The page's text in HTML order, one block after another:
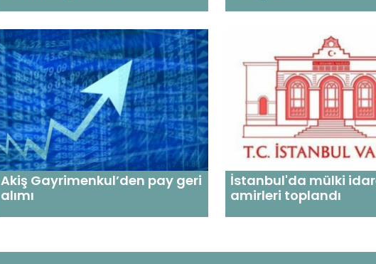
Akiş Gayrimenkul’den pay geri
alımı
İstanbul'da mülki
amirleri toplandı